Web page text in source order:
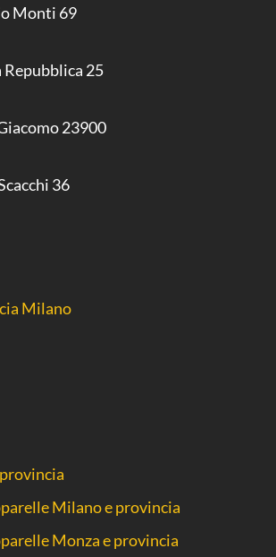
Monti 69
Repubblica 25
23900
36
Milano
Milano e provincia
Monza e provincia